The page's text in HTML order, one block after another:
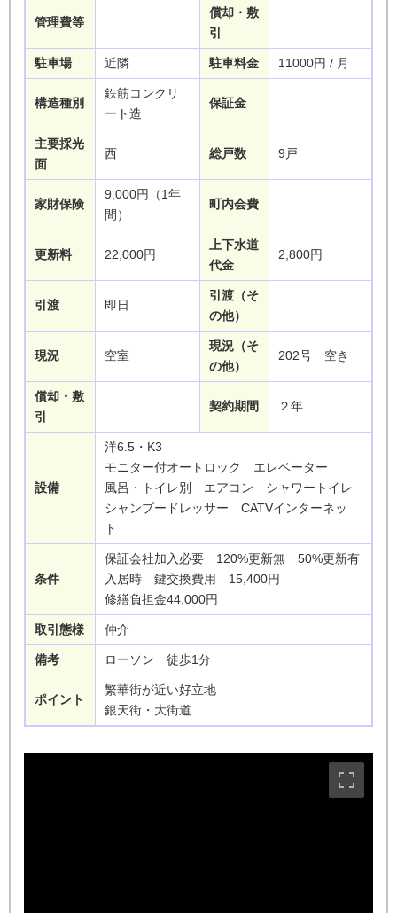
管理費等
償却・敷
引
駐車場 近隣 駐車料金 11000円 / 月
構造種別
鉄筋コンクリ
ート造
保証金
主要採光
面
西 総戸数 9戸
家財保険
9,000円（1年
間）
町内会費
更新料 22,000円
上下水道
代金
2,800円
引渡 即日
引渡（そ
の他）
現況 空室
現況（そ
の他）
202号 空き
償却・敷
引
契約期間 ２年
設備
洋6.5・K3
モニター付オートロック エレベーター
風呂・トイレ別 エアコン シャワートイレ
シャンプードレッサー CATVインターネッ
ト
条件
保証会社加入必要 120%更新無 50%更新有
入居時 鍵交換費用 15,400円
修繕負担金44,000円
取引態様 仲介
備考 ローソン 徒歩1分
ポイント
繁華街が近い好立地
銀天街・大街道